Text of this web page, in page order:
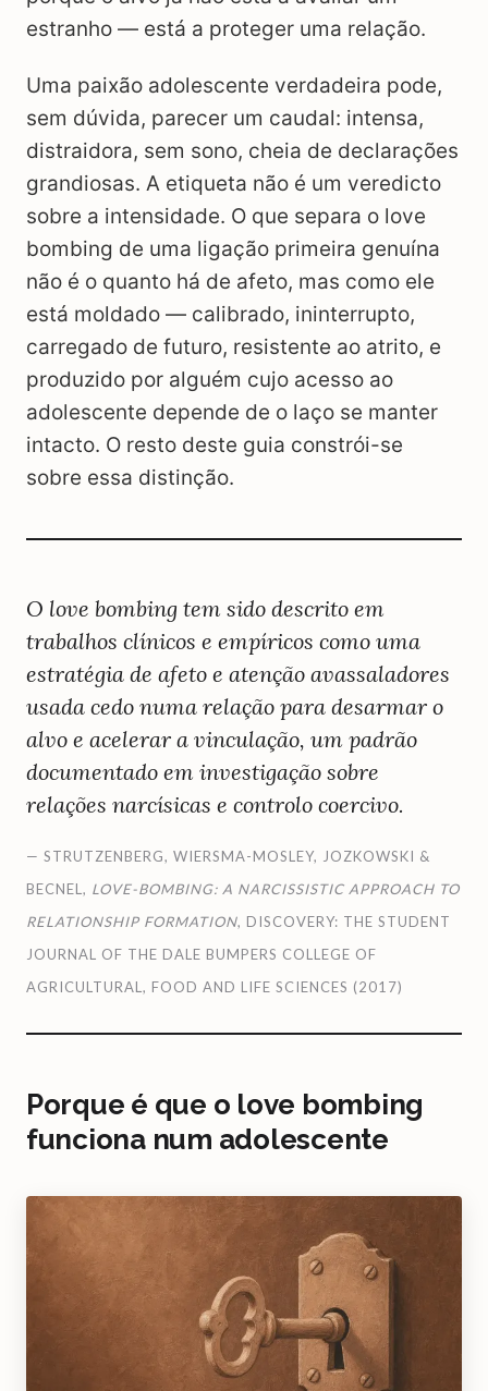
estranho — está a proteger uma relação.
Uma paixão adolescente verdadeira pode,
sem dúvida, parecer um caudal: intensa,
distraidora, sem sono, cheia de declarações
grandiosas. A etiqueta não é um veredicto
sobre a intensidade. O que separa o love
bombing de uma ligação primeira genuína
não é o quanto há de afeto, mas como ele
está moldado — calibrado, ininterrupto,
carregado de futuro, resistente ao atrito, e
produzido por alguém cujo acesso ao
adolescente depende de o laço se manter
intacto. O resto deste guia constrói-se
sobre essa distinção.
O love bombing tem sido descrito em
trabalhos clínicos e empíricos como uma
estratégia de afeto e atenção avassaladores
usada cedo numa relação para desarmar o
alvo e acelerar a vinculação, um padrão
documentado em investigação sobre
relações narcísicas e controlo coercivo.
— STRUTZENBERG, WIERSMA-MOSLEY, JOZKOWSKI &
BECNEL, LOVE-BOMBING: A NARCISSISTIC APPROACH TO
RELATIONSHIP FORMATION, DISCOVERY: THE STUDENT
JOURNAL OF THE DALE BUMPERS COLLEGE OF
AGRICULTURAL, FOOD AND LIFE SCIENCES (2017)
Porque é que o love bombing
funciona num adolescente